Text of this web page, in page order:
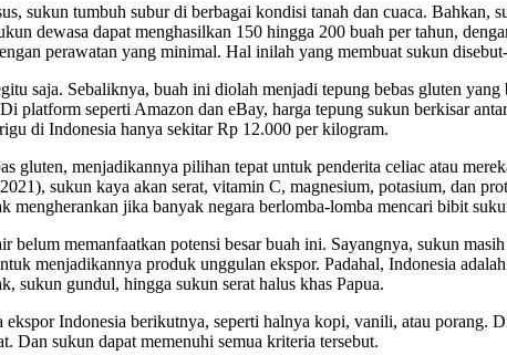
sukun tumbuh subur di berbagai kondisi tanah dan cuaca.
dewasa dapat menghasilkan 150 hingga 200 buah per tahun,
perawatan yang minimal. Hal inilah yang membuat sukun
saja. Sebaliknya, buah ini diolah menjadi tepung bebas gluten
platform seperti Amazon dan eBay, harga tepung sukun berkisar
di Indonesia hanya sekitar Rp 12.000 per kilogram.
gluten, menjadikannya pilihan tepat untuk penderita celiac atau
sukun kaya akan serat, vitamin C, magnesium, potasium, dan
jika banyak negara berlomba-lomba mencari bibit
belum memanfaatkan potensi besar buah ini. Sayangnya, sukun
menjadikannya produk unggulan ekspor. Padahal, Indonesia
sukun gundul, hingga sukun serat halus khas Papua.
Indonesia berikutnya, seperti halnya kopi, vanili, atau porang.
Dan sukun dapat memenuhi semua kriteria tersebut.